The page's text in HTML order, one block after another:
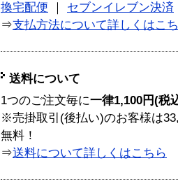
換宅配便
セブンイレブン決済
⇒支払方法について詳しくはこ
送料について
1つのご注文毎に一律1,100円(税
※売掛取引(後払い)のお客様は
無料！
⇒送料について詳しくはこちら